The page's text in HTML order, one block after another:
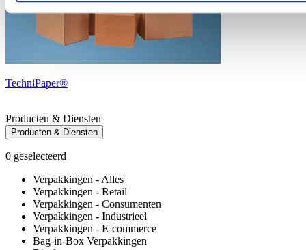
TechniPaper®
Producten & Diensten
Producten & Diensten
0 geselecteerd
Verpakkingen - Alles
Verpakkingen - Retail
Verpakkingen - Consumenten
Verpakkingen - Industrieel
Verpakkingen - E-commerce
Bag-in-Box Verpakkingen